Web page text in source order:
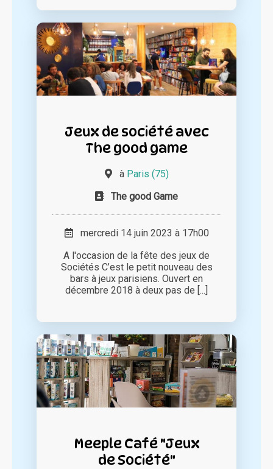
Jeux de société avec
The good game
à Paris (75)
The good Game
mercredi 14 juin 2023 à 17h00
A l'occasion de la fête des jeux de
Sociétés C’est le petit nouveau des
bars à jeux parisiens. Ouvert en
décembre 2018 à deux pas de [...]
Meeple Café "Jeux
de Société"